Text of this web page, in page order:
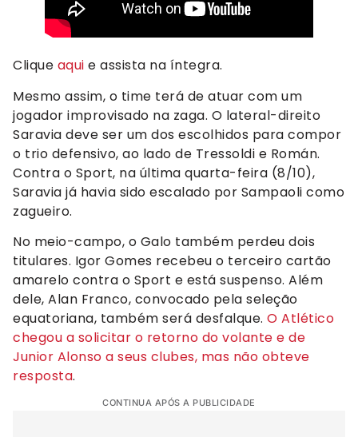
Clique aqui e assista na íntegra.
Mesmo assim, o time terá de atuar com um
jogador improvisado na zaga. O lateral-direito
Saravia deve ser um dos escolhidos para compor
o trio defensivo, ao lado de Tressoldi e Román.
Contra o Sport, na última quarta-feira (8/10),
Saravia já havia sido escalado por Sampaoli como
zagueiro.
No meio-campo, o Galo também perdeu dois
titulares. Igor Gomes recebeu o terceiro cartão
amarelo contra o Sport e está suspenso. Além
dele, Alan Franco, convocado pela seleção
equatoriana, também será desfalque. O Atlético
chegou a solicitar o retorno do volante e de
Junior Alonso a seus clubes, mas não obteve
resposta.
CONTINUA APÓS A PUBLICIDADE